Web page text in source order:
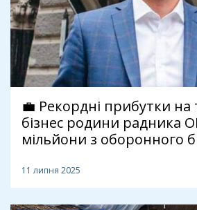
💼 Рекордні прибутки на
бізнес родини радника
мільйони з оборонного
11 липня 2025